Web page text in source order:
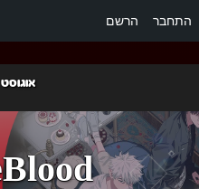
התחבר הרשם
content
אוגוסט 7, 2026